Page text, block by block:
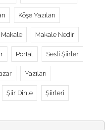
Köşe Yazıları
Makale Makale Nedir
Portal Sesli Şiirler
Yazıları
Şiir Dinle Şiirleri